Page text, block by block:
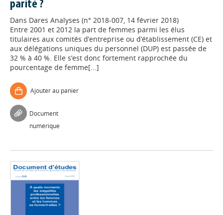
parité ?
Dans Dares Analyses (n° 2018-007, 14 février 2018)
Entre 2001 et 2012 la part de femmes parmi les élus
titulaires aux comités d’entreprise ou d’établissement (CE) et
aux délégations uniques du personnel (DUP) est passée de
32 % à 40 %. Elle s’est donc fortement rapprochée du
pourcentage de femme[...]
Ajouter au panier
Document
numérique